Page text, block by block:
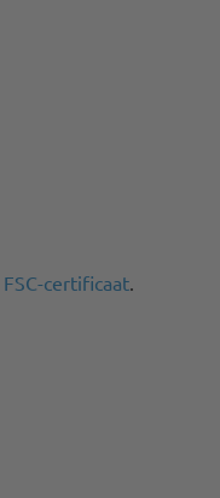
FSC-certificaat